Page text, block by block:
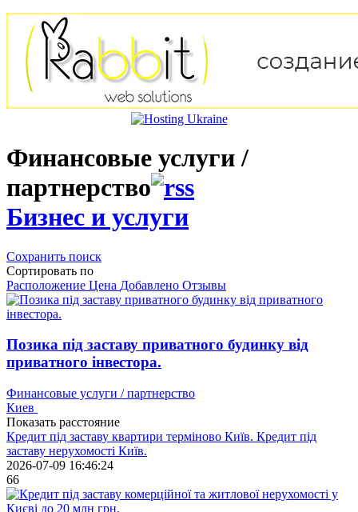
Финансовые услуги /
партнерство
Бизнес и услуги
Сохранить поиск
Сортировать по
Расположение Цена Добавлено Отзывы
Позика під заставу приватного будинку від
приватного інвестора.
Финансовые услуги / партнерство
Киев
Показать расстояние
Кредит під заставу квартири терміново Київ. Кредит під
заставу нерухомості Київ.
2026-07-09 16:46:24
66